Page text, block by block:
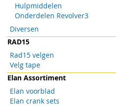
Hulpmiddelen
Onderdelen Revolver3
Diversen
RAD15
Rad15 velgen
Velg tape
Elan Assortiment
Elan voorblad
Elan crank sets